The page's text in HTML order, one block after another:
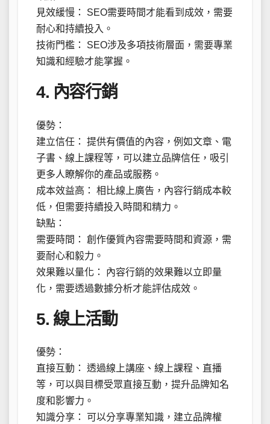
見效緩慢： SEO需要時間才能看到成效，需要
耐心和持續投入。
技術門檻： SEO涉及多項技術層面，需要專業
知識和經驗才能掌握。
4. 內容行銷
優勢：
建立信任： 提供有價值的內容，例如文章、電
子書、線上課程等，可以建立品牌信任，吸引
更多人瞭解你的產品或服務。
成本效益高： 相比線上廣告，內容行銷成本較
低，但需要持續投入時間和精力。
缺點：
需要時間： 創作優質內容需要時間和資源，需
要耐心和毅力。
效果難以量化： 內容行銷的效果難以立即量
化，需要透過數據分析才能評估成效。
5. 線上活動
優勢：
直接互動： 透過線上講座、線上課程、直播
等，可以與目標受眾直接互動，提升品牌知名
度和影響力。
知識分享： 可以分享專業知識，建立品牌權